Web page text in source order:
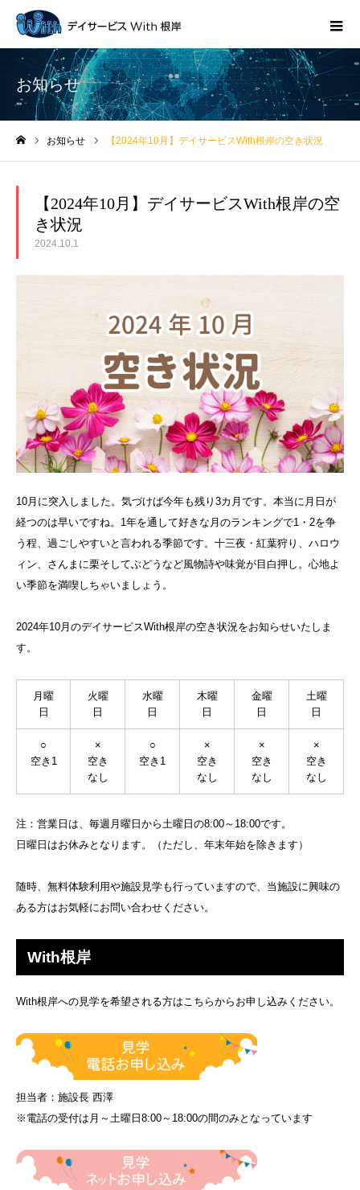
お知らせ
お知らせ 【2024年10月】デイサービスWith根岸の空き状況
【2024年10月】デイサービスWith根岸の空
き状況
2024.10.1
10月に突入しました。気づけば今年も残り3カ月です。本当に月日が
経つのは早いですね。1年を通して好きな月のランキングで1・2を争
う程、過ごしやすいと言われる季節です。十三夜・紅葉狩り、ハロウ
ィン、さんまに栗そしてぶどうなど風物詩や味覚が目白押し。心地よ
い季節を満喫しちゃいましょう。
2024年10月のデイサービスWith根岸の空き状況をお知らせいたしま
す。
月曜
日
火曜
日
水曜
日
木曜
日
金曜
日
土曜
日
○
空き1
×
空き
なし
○
空き1
×
空き
なし
×
空き
なし
×
空き
なし
注：営業日は、毎週月曜日から土曜日の8:00～18:00です。
日曜日はお休みとなります。（ただし、年末年始を除きます）
随時、無料体験利用や施設見学も行っていますので、当施設に興味の
ある方はお気軽にお問い合わせください。
With根岸
With根岸への見学を希望される方はこちらからお申し込みください。
担当者：施設長 西澤
※電話の受付は月～土曜日8:00～18:00の間のみとなっています